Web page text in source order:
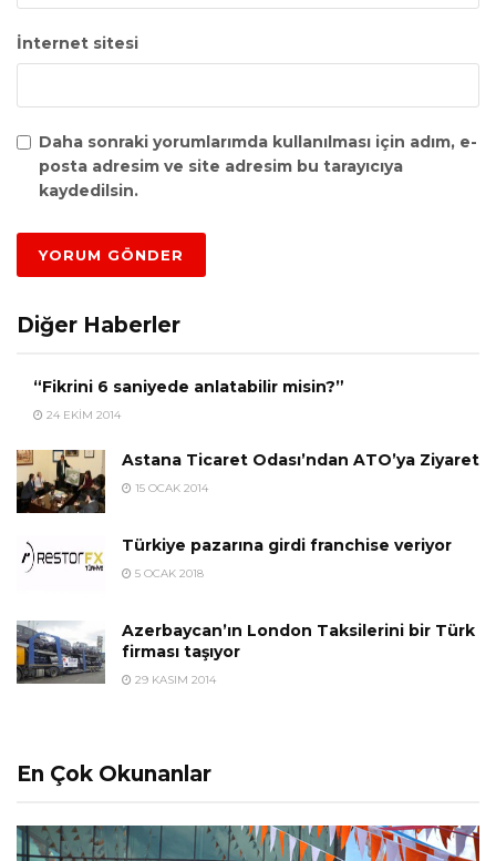
İnternet sitesi
Daha sonraki yorumlarımda kullanılması için adım, e-
posta adresim ve site adresim bu tarayıcıya
kaydedilsin.
Diğer Haberler
“Fikrini 6 saniyede anlatabilir misin?”
24 EKIM 2014
Astana Ticaret Odası’ndan ATO’ya Ziyaret
15 OCAK 2014
Türkiye pazarına girdi franchise veriyor
5 OCAK 2018
Azerbaycan’ın London Taksilerini bir Türk
firması taşıyor
29 KASIM 2014
En Çok Okunanlar